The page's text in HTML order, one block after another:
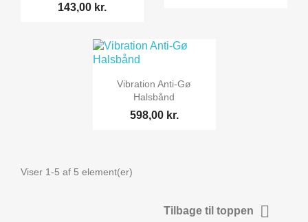
143,00 kr.
 Vis her
Vibration Anti-Gø
Halsbånd
598,00 kr.
Viser 1-5 af 5 element(er)
Tilbage til toppen 